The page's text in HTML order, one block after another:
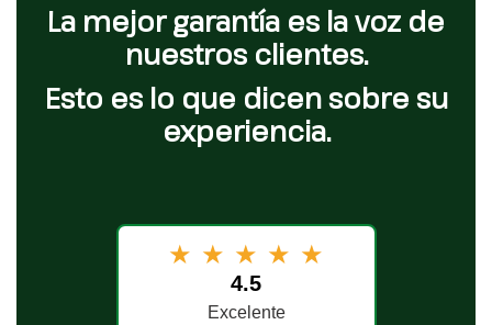
La mejor garantía es la voz de
nuestros clientes.
Esto es lo que dicen sobre su
experiencia.
★ ★ ★ ★ ★
4.5
Excelente